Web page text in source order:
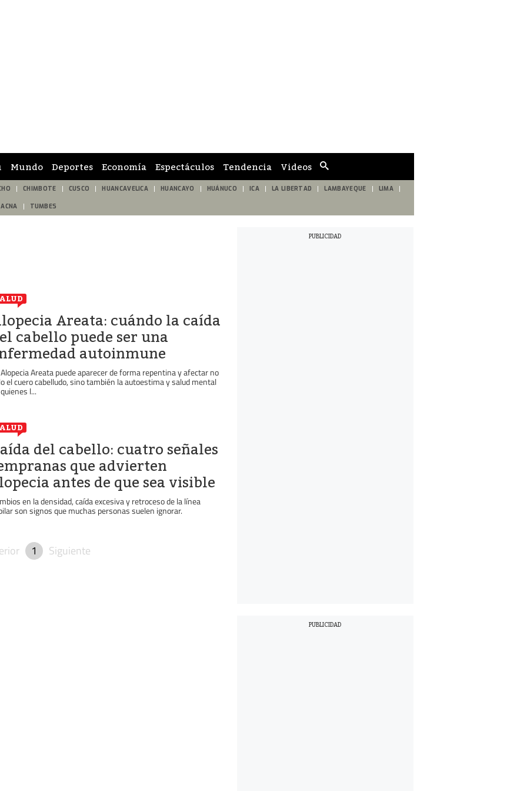
de
búsqueda
Mundo Deportes Economía Espectáculos Tendencia Videos
CHIMBOTE CUSCO HUANCAVELICA HUANCAYO HUÁNUCO ICA LA LIBERTAD LAMBAYEQUE LIMA
TUMBES
Areata: cuándo la caída
cabello puede ser una
autoinmune
Areata puede aparecer de forma repentina y afectar no
el cuero cabelludo, sino también la autoestima y salud mental
l...
del cabello: cuatro señales
que advierten
antes de que sea visible
en la densidad, caída excesiva y retroceso de la línea
son signos que muchas personas suelen ignorar.
1 Siguiente